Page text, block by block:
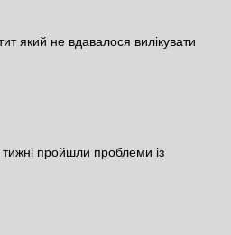
який не вдавалося вилікувати
пройшли проблеми із